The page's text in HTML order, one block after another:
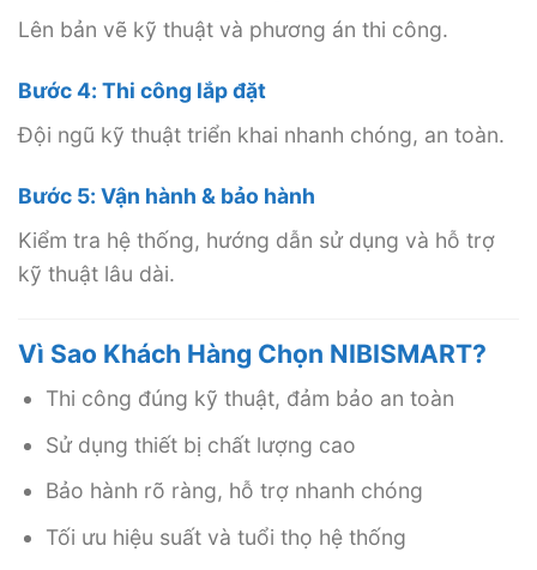
Lên bản vẽ kỹ thuật và phương án thi công.
Bước 4: Thi công lắp đặt
Đội ngũ kỹ thuật triển khai nhanh chóng, an toàn.
Bước 5: Vận hành & bảo hành
Kiểm tra hệ thống, hướng dẫn sử dụng và hỗ trợ
kỹ thuật lâu dài.
Vì Sao Khách Hàng Chọn NIBISMART?
Thi công đúng kỹ thuật, đảm bảo an toàn
Sử dụng thiết bị chất lượng cao
Bảo hành rõ ràng, hỗ trợ nhanh chóng
Tối ưu hiệu suất và tuổi thọ hệ thống